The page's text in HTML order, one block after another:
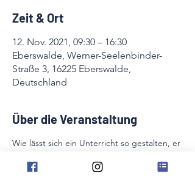
Zeit & Ort
12. Nov. 2021, 09:30 – 16:30
Eberswalde, Werner-Seelenbinder-
Straße 3, 16225 Eberswalde,
Deutschland
Über die Veranstaltung
Wie lässt sich ein Unterricht so gestalten, er
Wünsche berücksichtigt und ein hohes